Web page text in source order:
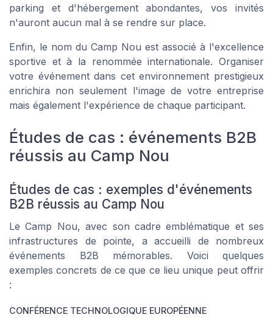
parking et d'hébergement abondantes, vos invités
n'auront aucun mal à se rendre sur place.
Enfin, le nom du Camp Nou est associé à l'excellence
sportive et à la renommée internationale. Organiser
votre événement dans cet environnement prestigieux
enrichira non seulement l'image de votre entreprise
mais également l'expérience de chaque participant.
Études de cas : événements B2B
réussis au Camp Nou
Études de cas : exemples d'événements
B2B réussis au Camp Nou
Le Camp Nou, avec son cadre emblématique et ses
infrastructures de pointe, a accueilli de nombreux
événements B2B mémorables. Voici quelques
exemples concrets de ce que ce lieu unique peut offrir
:
CONFÉRENCE TECHNOLOGIQUE EUROPÉENNE